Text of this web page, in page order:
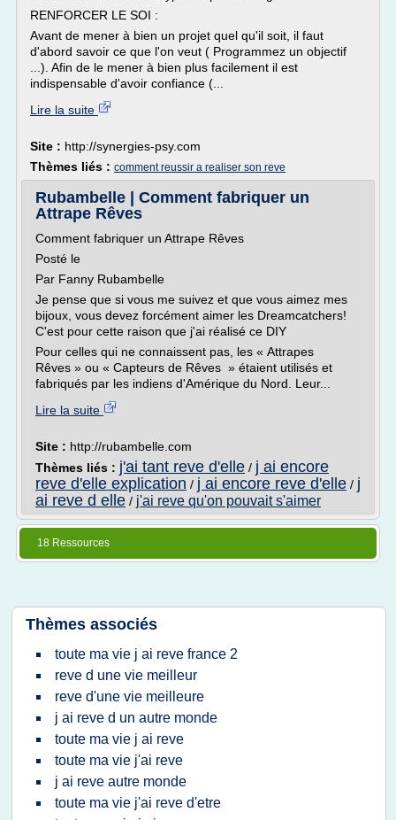
RENFORCER LE SOI :
Avant de mener à bien un projet quel qu'il soit, il faut
d'abord savoir ce que l'on veut ( Programmez un objectif
...). Afin de le mener à bien plus facilement il est
indispensable d'avoir confiance (...
Lire la suite
Site : http://synergies-psy.com
Thèmes liés : comment reussir a realiser son reve
Rubambelle | Comment fabriquer un
Attrape Rêves
Comment fabriquer un Attrape Rêves
Posté le
Par Fanny Rubambelle
Je pense que si vous me suivez et que vous aimez mes
bijoux, vous devez forcément aimer les Dreamcatchers!
C'est pour cette raison que j'ai réalisé ce DIY
Pour celles qui ne connaissent pas, les « Attrapes
Rêves » ou « Capteurs de Rêves » étaient utilisés et
fabriqués par les indiens d'Amérique du Nord. Leur...
Lire la suite
Site : http://rubambelle.com
Thèmes liés : j'ai tant reve d'elle / j ai encore
reve d'elle explication / j ai encore reve d'elle / j
ai reve d elle / j'ai reve qu'on pouvait s'aimer
18 Ressources
Thèmes associés
toute ma vie j ai reve france 2
reve d une vie meilleur
reve d'une vie meilleure
j ai reve d un autre monde
toute ma vie j ai reve
toute ma vie j'ai reve
j ai reve autre monde
toute ma vie j'ai reve d'etre